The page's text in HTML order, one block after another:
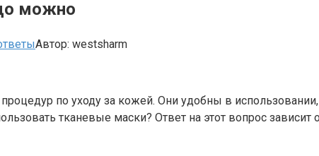
можно
Автор: westsharm
по уходу за кожей. Они удобны в
тканевые маски? Ответ на этот вопрос